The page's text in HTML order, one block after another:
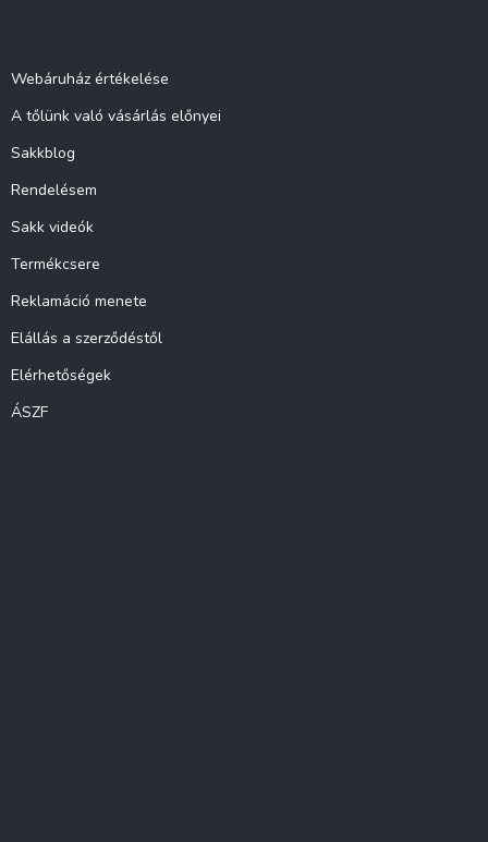
Webáruház értékelése
A tőlünk való vásárlás előnyei
Sakkblog
Rendelésem
Sakk videók
Termékcsere
Reklamáció menete
Elállás a szerződéstől
Elérhetőségek
ÁSZF